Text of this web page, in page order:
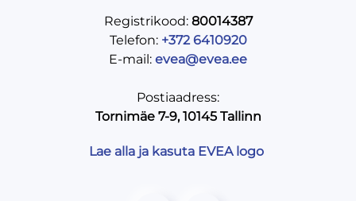
Registrikood: 80014387
Telefon: +372 6410920
E-mail: evea@evea.ee
Postiaadress:
Tornimäe 7-9, 10145 Tallinn
Lae alla ja kasuta EVEA logo